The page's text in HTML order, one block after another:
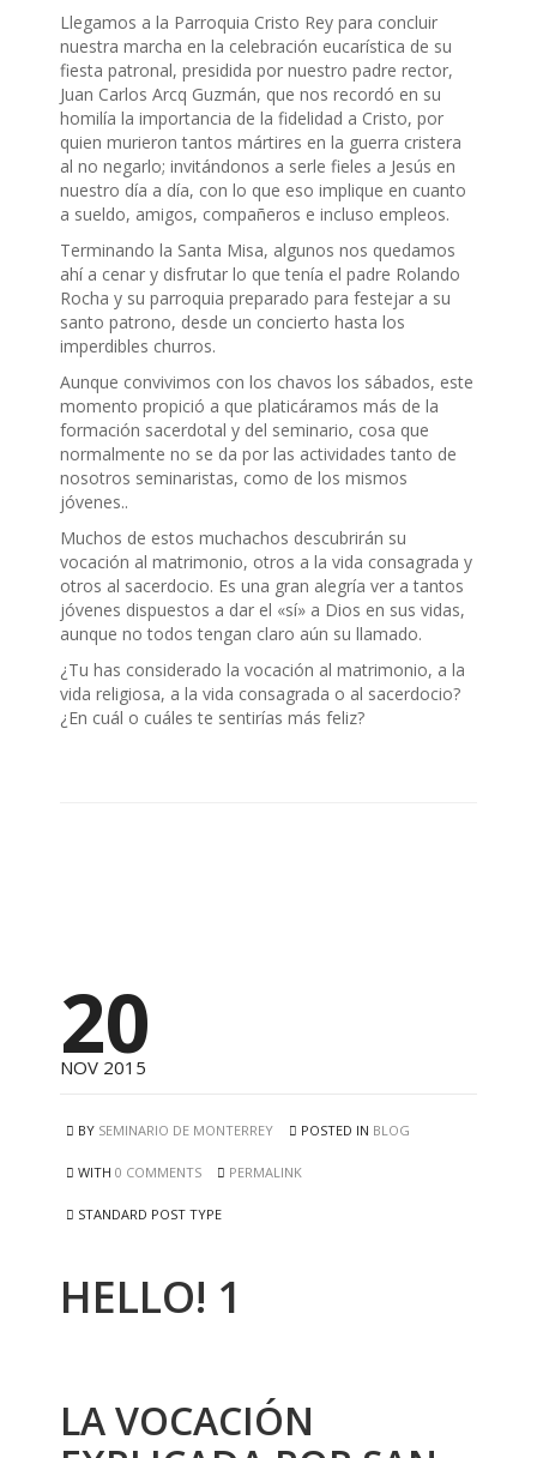
Llegamos a la Parroquia Cristo Rey para concluir
nuestra marcha en la celebración eucarística de su
fiesta patronal, presidida por nuestro padre rector,
Juan Carlos Arcq Guzmán, que nos recordó en su
homilía la importancia de la fidelidad a Cristo, por
quien murieron tantos mártires en la guerra cristera
al no negarlo; invitándonos a serle fieles a Jesús en
nuestro día a día, con lo que eso implique en cuanto
a sueldo, amigos, compañeros e incluso empleos.
Terminando la Santa Misa, algunos nos quedamos
ahí a cenar y disfrutar lo que tenía el padre Rolando
Rocha y su parroquia preparado para festejar a su
santo patrono, desde un concierto hasta los
imperdibles churros.
Aunque convivimos con los chavos los sábados, este
momento propició a que platicáramos más de la
formación sacerdotal y del seminario, cosa que
normalmente no se da por las actividades tanto de
nosotros seminaristas, como de los mismos
jóvenes..
Muchos de estos muchachos descubrirán su
vocación al matrimonio, otros a la vida consagrada y
otros al sacerdocio. Es una gran alegría ver a tantos
jóvenes dispuestos a dar el «sí» a Dios en sus vidas,
aunque no todos tengan claro aún su llamado.
¿Tu has considerado la vocación al matrimonio, a la
vida religiosa, a la vida consagrada o al sacerdocio?
¿En cuál o cuáles te sentirías más feliz?
20
NOV 2015
BY SEMINARIO DE MONTERREY POSTED IN BLOG
WITH 0 COMMENTS PERMALINK
STANDARD POST TYPE
HELLO! 1
LA VOCACIÓN